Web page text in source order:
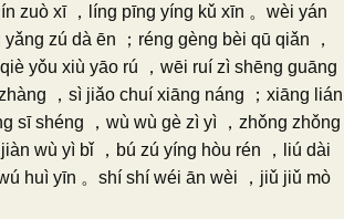
zuò xī ，líng pīng yíng kǔ xīn 。wèi yán
zú dà ēn ；réng gèng bèi qū qiǎn ，
yǒu xiù yāo rú ，wēi ruí zì shēng guāng
，sì jiǎo chuí xiāng náng ；xiāng lián
sī shéng ，wù wù gè zì yì ，zhǒng zhǒng
wù yì bǐ ，bú zú yíng hòu rén ，liú dài
huì yīn 。shí shí wéi ān wèi ，jiǔ jiǔ mò